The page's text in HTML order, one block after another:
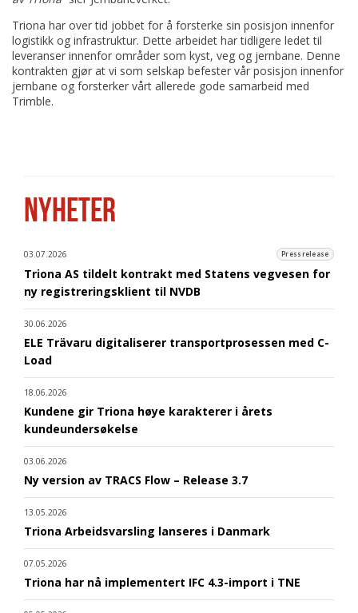
Triona har over tid jobbet for å forsterke sin posisjon innenfor
logistikk og infrastruktur. Dette arbeidet har tidligere ledet til
leveranser innenfor områder som kyst, veg og jernbane. Denne
kontrakten gjør at vi som selskap befester vår posisjon innenfor
jernbane og forsterker vårt allerede gode samarbeid med
Trimble.
NYHETER
03.07.2026 Pressrelease
Triona AS tildelt kontrakt med Statens vegvesen for
ny registreringsklient til NVDB
30.06.2026
ELE Trävaru digitaliserer transportprosessen med C-
Load
18.06.2026
Kundene gir Triona høye karakterer i årets
kundeundersøkelse
03.06.2026
Ny version av TRACS Flow – Release 3.7
13.05.2026
Triona Arbeidsvarsling lanseres i Danmark
07.05.2026
Triona har nå implementert IFC 4.3-import i TNE